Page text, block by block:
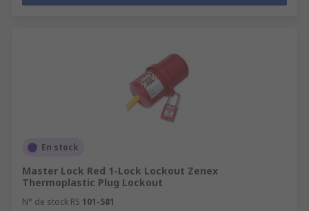
En stock
Master Lock Red 1-Lock Lockout Zenex
Thermoplastic Plug Lockout
N° de stock RS 101-581